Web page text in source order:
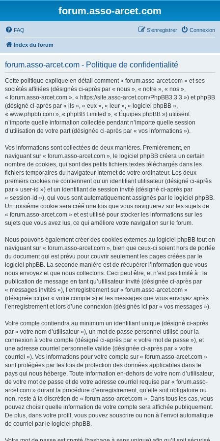
forum.asso-arcet.com
FAQ Connexion
S’enregistrer
Index du forum
forum.asso-arcet.com - Politique de confidentialité
Cette politique explique en détail comment « forum.asso-arcet.com » et ses
sociétés affiliées (désignés ci-après par « nous », « notre », « nos »,
« forum.asso-arcet.com », « https://site.asso-arcet.com/PhpBB3.3.3 ») et phpBB
(désigné ci-après par « ils », « eux », « leur », « logiciel phpBB »,
« www.phpbb.com », « phpBB Limited », « Équipes phpBB ») utilisent
n’importe quelle information collectée pendant n’importe quelle session
d’utilisation de votre part (désignée ci-après par « vos informations »).
Vos informations sont collectées de deux manières. Premièrement, en
naviguant sur « forum.asso-arcet.com », le logiciel phpBB créera un certain
nombre de cookies, qui sont des petits fichiers textes téléchargés dans les
fichiers temporaires du navigateur Internet de votre ordinateur. Les deux
premiers cookies ne contiennent qu’un identifiant utilisateur (désigné ci-après
par « user-id ») et un identifiant de session invité (désigné ci-après par
« session-id »), qui vous sont automatiquement assignés par le logiciel phpBB.
Un troisième cookie sera créé une fois que vous naviguerez sur les sujets de
« forum.asso-arcet.com » et est utilisé pour stocker les informations sur les
sujets que vous avez lus, ce qui améliore votre navigation sur le forum.
Nous pouvons également créer des cookies externes au logiciel phpBB tout en
naviguant sur « forum.asso-arcet.com », bien que ceux-ci soient hors de portée
du document qui est prévu pour couvrir seulement les pages créées par le
logiciel phpBB. La seconde manière est de récupérer l’information que vous
nous envoyez et que nous collectons. Ceci peut être, et n’est pas limité à : la
publication de message en tant qu’utilisateur invité (désignée ci-après par
« messages invités »), l’enregistrement sur « forum.asso-arcet.com »
(désignée ici par « votre compte ») et les messages que vous envoyez après
l’enregistrement et lors d’une connexion (désignés ici par « vos messages »).
Votre compte contiendra au minimum un identifiant unique (désigné ci-après
par « votre nom d’utilisateur »), un mot de passe personnel utilisé pour la
connexion à votre compte (désigné ci-après par « votre mot de passe »), et
une adresse courriel personnelle valide (désignée ci-après par « votre
courriel »). Vos informations pour votre compte sur « forum.asso-arcet.com »
sont protégées par les lois de protection des données applicables dans le
pays qui nous héberge. Toute information en-dehors de votre nom d’utilisateur,
de votre mot de passe et de votre adresse courriel requise par « forum.asso-
arcet.com » durant la procédure d’enregistrement, qu’elle soit obligatoire ou
non, reste à la discrétion de « forum.asso-arcet.com ». Dans tous les cas, vous
pouvez choisir quelle information de votre compte sera affichée publiquement.
De plus, dans votre profil, vous pouvez souscrire ou non à l’envoi automatique
de courriel par le logiciel phpBB.